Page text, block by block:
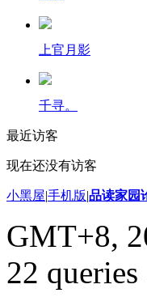
上官月影
千寻。
最近访客
现在还没有访客
小黑屋|手机版|品读家园
GMT+8,
22 queries